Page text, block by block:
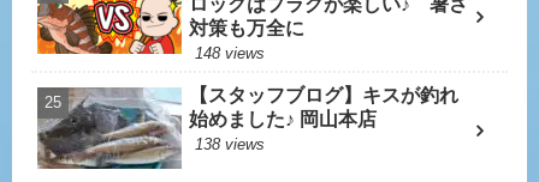
ロックはプラグが楽しい♪ 暑さ
対策も万全に
148 views
【スタッフブログ】キスが釣れ
始めました♪ 岡山本店
138 views